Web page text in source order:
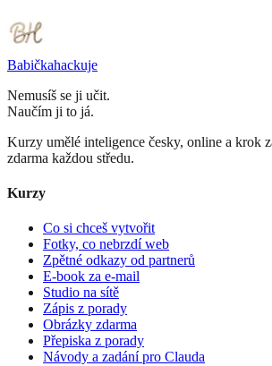
Babičkahackuje
Nemusíš se ji učit.
Naučím ji to já.
Kurzy umělé inteligence česky, online a krok
zdarma každou středu.
Kurzy
Co si chceš vytvořit
Fotky, co nebrzdí web
Zpětné odkazy od partnerů
E-book za e-mail
Studio na sítě
Zápis z porady
Obrázky zdarma
Přepiska z porady
Návody a zadání pro Clauda